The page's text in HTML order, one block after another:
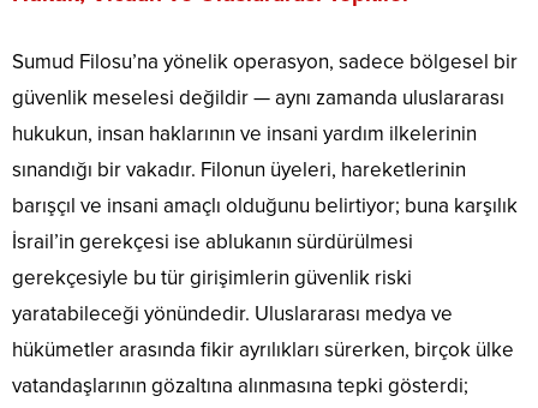
Sumud Filosu’na yönelik operasyon, sadece bölgesel bir
güvenlik meselesi değildir — aynı zamanda uluslararası
hukukun, insan haklarının ve insani yardım ilkelerinin
sınandığı bir vakadır. Filonun üyeleri, hareketlerinin
barışçıl ve insani amaçlı olduğunu belirtiyor; buna karşılık
İsrail’in gerekçesi ise ablukanın sürdürülmesi
gerekçesiyle bu tür girişimlerin güvenlik riski
yaratabileceği yönündedir. Uluslararası medya ve
hükümetler arasında fikir ayrılıkları sürerken, birçok ülke
vatandaşlarının gözaltına alınmasına tepki gösterdi;